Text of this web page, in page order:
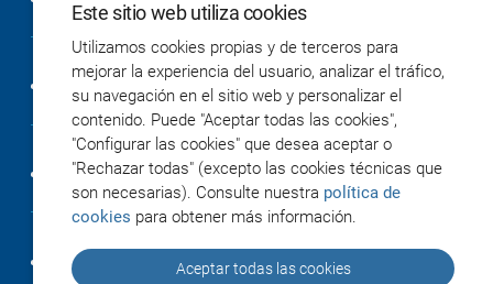
Política de cookies
Accesibilidad
Créditos
Este sitio web utiliza cookies
Utilizamos cookies propias y de terceros para
mejorar la experiencia del usuario, analizar el tráfico,
su navegación en el sitio web y personalizar el
contenido. Puede "Aceptar todas las cookies",
"Configurar las cookies" que desea aceptar o
"Rechazar todas" (excepto las cookies técnicas que
son necesarias). Consulte nuestra política de
cookies para obtener más información.
Aceptar todas las cookies